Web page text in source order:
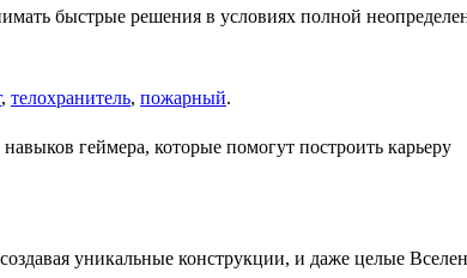
быстрые решения в условиях полной
, телохранитель, пожарный.
уникальные конструкции, и даже целые